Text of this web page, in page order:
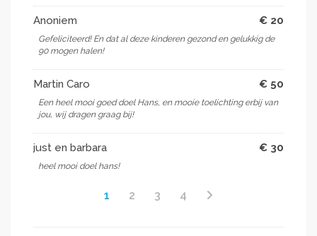
Anoniem € 20
Gefeliciteerd! En dat al deze kinderen gezond en gelukkig de
90 mogen halen!
Martin Caro € 50
Een heel mooi goed doel Hans, en mooie toelichting erbij van
jou, wij dragen graag bij!
just en barbara € 30
heel mooi doel hans!
1 2 3 4